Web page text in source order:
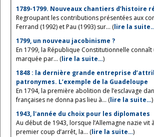
1789-1799. Nouveaux chantiers d’histoire
Regroupant les contributions présentées aux
Ferrand (1992) et Pau (1993) sur... (lire la
1799, un nouveau jacobinisme ?
En 1799, la République Constitutionnelle
marquée par... (lire la suite…)
1848 : la dernière grande entreprise
patronymes. L’exemple de la Guadeloupe
En 1794, la première abolition de l’esclavage
françaises ne donna pas lieu à... (lire la suite…)
1943, l'année du choix pour les diplomates
Au début de 1943, lorsque l’Allemagne nazie vit
premier coup d’arrêt, la... (lire la suite…)